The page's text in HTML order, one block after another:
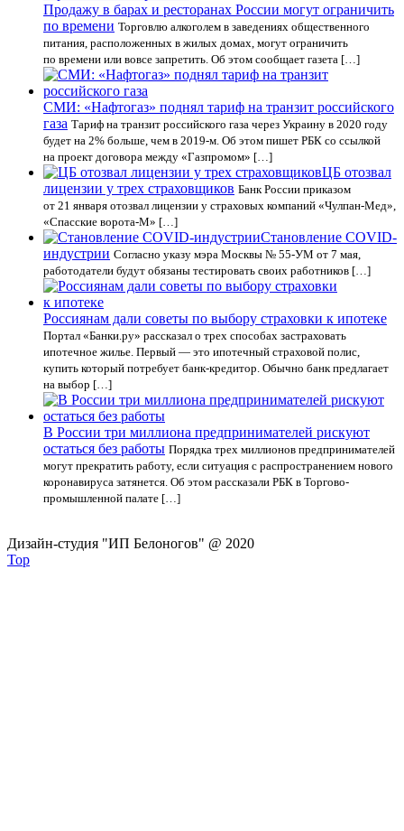
Продажу в барах и ресторанах России могут ограничить
по времени Торговлю алкоголем в заведениях общественного
питания, расположенных в жилых домах, могут ограничить
по времени или вовсе запретить. Об этом сообщает газета […]
СМИ: «Нафтогаз» поднял тариф на транзит российского
газа Тариф на транзит российского газа через Украину в 2020 году
будет на 2% больше, чем в 2019-м. Об этом пишет РБК со ссылкой
на проект договора между «Газпромом» […]
ЦБ отозвал
лицензии у трех страховщиков Банк России приказом
от 21 января отозвал лицензии у страховых компаний «Чулпан-Мед»,
«Спасские ворота-М» […]
Становление COVID-
индустрии Согласно указу мэра Москвы № 55-УМ от 7 мая,
работодатели будут обязаны тестировать своих работников […]
Россиянам дали советы по выбору страховки к ипотеке
Портал «Банки.ру» рассказал о трех способах застраховать
ипотечное жилье. Первый — это ипотечный страховой полис,
купить который потребует банк-кредитор. Обычно банк предлагает
на выбор […]
В России три миллиона предпринимателей рискуют
остаться без работы Порядка трех миллионов предпринимателей
могут прекратить работу, если ситуация с распространением нового
коронавируса затянется. Об этом рассказали РБК в Торгово-
промышленной палате […]
Дизайн-студия "ИП Белоногов" @ 2020
Top